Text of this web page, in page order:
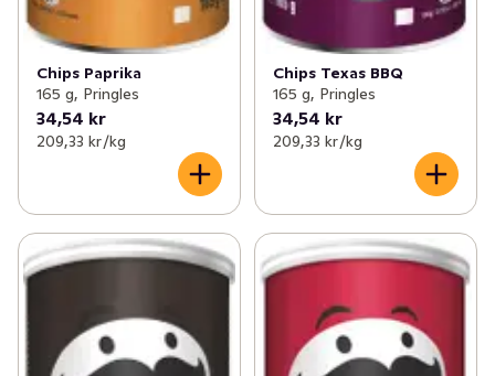
Chips Paprika
165 g, Pringles
34,54 kr
209,33 kr /kg
Chips Texas BBQ
165 g, Pringles
34,54 kr
209,33 kr /kg